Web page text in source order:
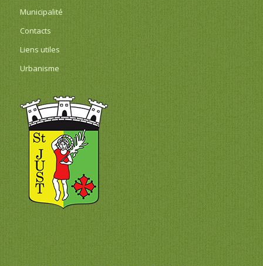
Municipalité
Contacts
Liens utiles
Urbanisme